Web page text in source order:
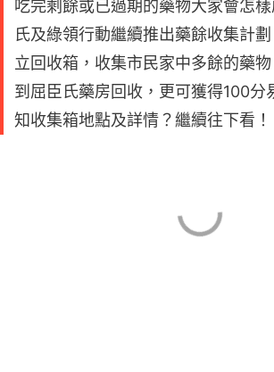
吃完剩餘或已過期的藥物大家會怎
氏及綠領行動繼續推出藥餘收集計
立回收箱，收集市民家中多餘的藥
到屈臣氏藥房回收，更可獲得100分
知收集箱地點及詳情？繼續往下看！